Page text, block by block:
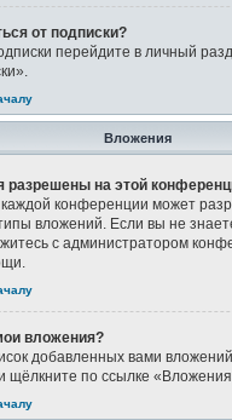
от подписки?
перейдите в личный
Вложения
разрешены на этой
конференции может
вложений. Если вы не
с администратором
вложения?
добавленных вами
щёлкните по ссылке